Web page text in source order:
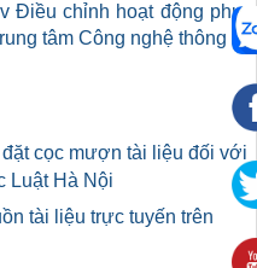
Điều chỉnh hoạt động phục
tâm Công nghệ thông tin
cọc mượn tài liệu đối với
Luật Hà Nội
tài liệu trực tuyến trên